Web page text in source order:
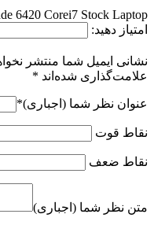
6420 Corei7 Stock Laptop
امتیاز دهید:
نشانی ایمیل شما منتشر
علامت‌گذاری شده‌اند *
عنوان نظر شما (اجباری)*
نقاط قوت
نقاط ضعف
متن نظر شما (اجباری)